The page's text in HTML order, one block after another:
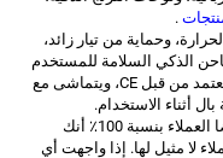
.
وحماية من تيار زائد،
الذكي السلامة للمستخدم
وحزمة البطارية أثناء عملية الشحن. وهو منتج معتمد من قبل CE، ويتماشى مع
أثناء الاستخدام.
5.ضمان خدمة ما بعد البيع المتميزة: تضمان رضا العملاء بنسبة 100٪ أنك
لا مثيل لها. إذا واجهت أي